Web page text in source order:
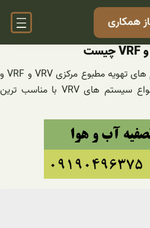
همکاری
در این صفحه با تفاوت سیستم های تهویه مطبوع مرکزی VRV و VRF و
همچنین بهترین روش خرید انواع سیستم های VRV با مناسب ترین